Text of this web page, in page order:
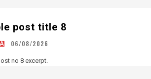
post title 8
06/08/2026
no 8 excerpt.